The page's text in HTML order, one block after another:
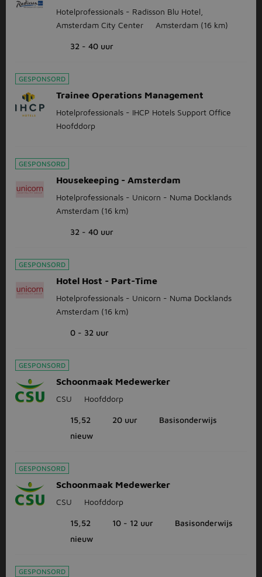
Hotelprofessionals - Radisson Blu Hotel,
Amsterdam City Center
Amsterdam (16 km)
32 - 40 uur
GESPONSORD
Trainee Operations Management
Hotelprofessionals - IHCP Hotels Support Office
Hoofddorp
GESPONSORD
Housekeeping - Amsterdam
Hotelprofessionals - Unicorn - Numa Docklands
Amsterdam (16 km)
32 - 40 uur
GESPONSORD
Hotel Host - Part-Time
Hotelprofessionals - Unicorn - Numa Docklands
Amsterdam (16 km)
0 - 32 uur
GESPONSORD
Schoonmaak Medewerker
CSU Hoofddorp
15,52 20 uur
Basisonderwijs
nieuw
GESPONSORD
Schoonmaak Medewerker
CSU Hoofddorp
15,52 10 - 12 uur
Basisonderwijs
nieuw
GESPONSORD